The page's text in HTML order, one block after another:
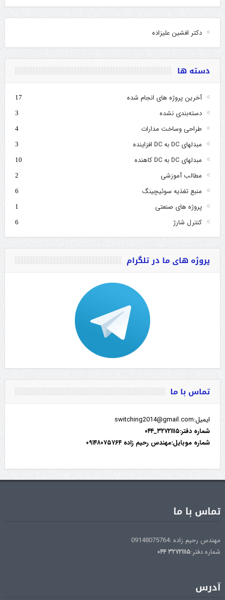
دکتر افشین علیزاده
دسته ها
آخرین پروژه های انجام شده 17
دسته‌بندی نشده 3
طراحی وساخت مدارات 4
مبدلهای DC به DC افزاینده 3
مبدلهای DC به DC کاهنده 10
مطالب آموزشی 2
منبع تغذیه سوئیچینگ 6
پروژه های صنعتی 1
کنترل شارژ 6
پروژه های ما در تلگرام
تماس با ما
ایمیل:switching2014@gmail.com
شماره دفتر:۳۲۷۲۱۱۱۵_۰۴۴
شماره موبایل:مهندس رحیم زاده ۰۹۱۴۸۰۷۵۷۶۴
تماس با ما
مهندس رحیم زاده :09148075764
شماره دفتر:۳۲۷۲۱۱۱۵۰۴۴
آدرس